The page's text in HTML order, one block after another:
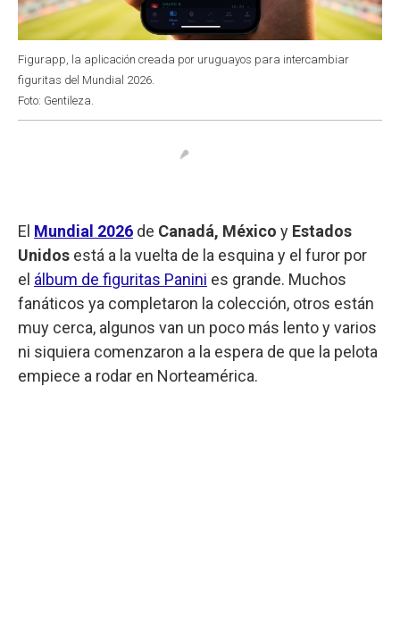
Figurapp, la aplicación creada por uruguayos para intercambiar
figuritas del Mundial 2026.
Foto: Gentileza.
El Mundial 2026 de Canadá, México y Estados
Unidos está a la vuelta de la esquina y el furor por
el álbum de figuritas Panini es grande. Muchos
fanáticos ya completaron la colección, otros están
muy cerca, algunos van un poco más lento y varios
ni siquiera comenzaron a la espera de que la pelota
empiece a rodar en Norteamérica.